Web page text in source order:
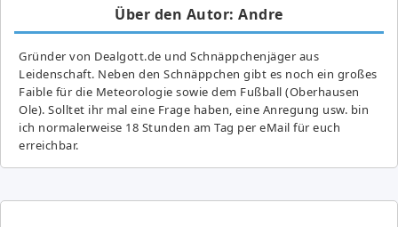
Über den Autor: Andre
Gründer von Dealgott.de und Schnäppchenjäger aus
Leidenschaft. Neben den Schnäppchen gibt es noch ein großes
Fai­ble für die Meteorologie sowie dem Fußball (Oberhausen
Ole). Solltet ihr mal eine Frage haben, eine Anregung usw. bin
ich normalerweise 18 Stunden am Tag per eMail für euch
erreichbar.